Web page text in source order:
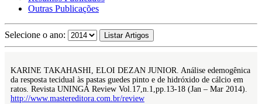
Outras Publicações
Selecione o ano:
KARINE TAKAHASHI, ELOI DEZAN JUNIOR. Análise edemogênica
da resposta tecidual às pastas guedes pinto e de hidróxido de cálcio em
ratos. Revista UNINGÁ Review Vol.17,n.1,pp.13-18 (Jan – Mar 2014).
http://www.mastereditora.com.br/review